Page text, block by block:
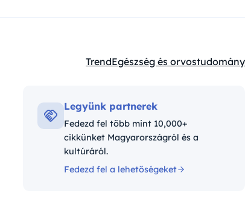
Kategóriák:
TrendEgészség és orvostudomány
Legyünk partnerek
Fedezd fel több mint 10,000+
cikkünket Magyarországról és a
kultúráról.
Fedezd fel a lehetőségeket